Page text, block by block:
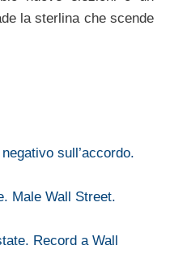
la sterlina che scende
sull’accordo.
Male Wall Street.
Record a Wall